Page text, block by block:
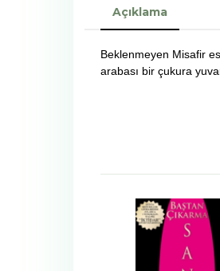
Açıklama
Beklenmeyen Misafir
arabası bir çukura